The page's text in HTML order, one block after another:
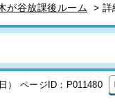
が谷放課後ルーム > 詳
） ページID：P011480